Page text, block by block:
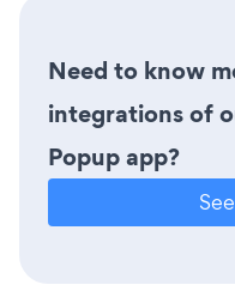
Need to know
integrations of
Popup app?